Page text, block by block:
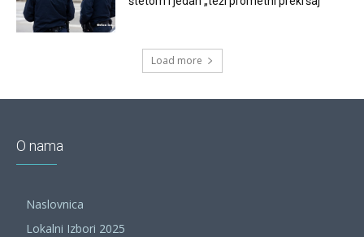
Load more
O nama
Naslovnica
Lokalni Izbori 2025